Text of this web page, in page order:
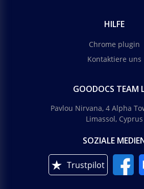
HILFE
Chrome plugin
Kontaktiere uns
GOODOCS TEAM
Pavlou Nirvana, 4 Alpha
Limassol, Cyprus
SOZIALE
Trustpilot